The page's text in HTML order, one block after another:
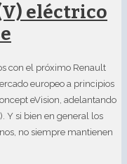
eléctrico
con el próximo Renault
europeo a principios
eVision, adelantando
Y si bien en general los
no siempre mantienen